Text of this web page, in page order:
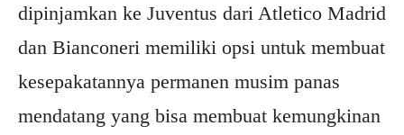
dipinjamkan ke Juventus dari Atletico Madrid
dan Bianconeri memiliki opsi untuk membuat
kesepakatannya permanen musim panas
mendatang yang bisa membuat kemungkinan